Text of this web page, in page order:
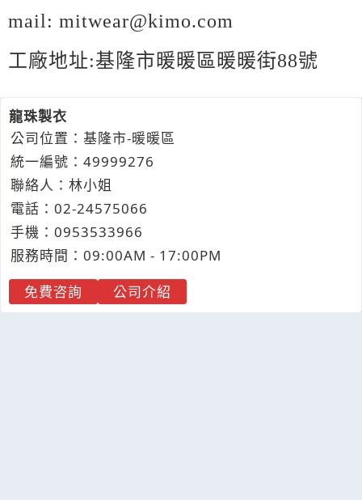
mail: mitwear@kimo.com
工廠地址:基隆市暖暖區暖暖街88號
龍珠製衣
公司位置：基隆市-暖暖區
統一編號：49999276
聯絡人：林小姐
電話： 02-24575066
手機： 0953533966
服務時間：09:00AM - 17:00PM
免費咨詢
公司介紹